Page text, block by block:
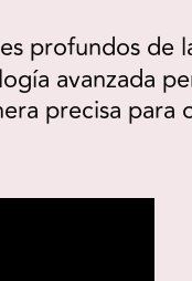
profundos de
avanzada
precisa para